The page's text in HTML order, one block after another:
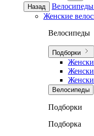
Назад
Велосипеды
Женские
Велосипеды
Подборки
Велосипеды
Подборки
Подборка